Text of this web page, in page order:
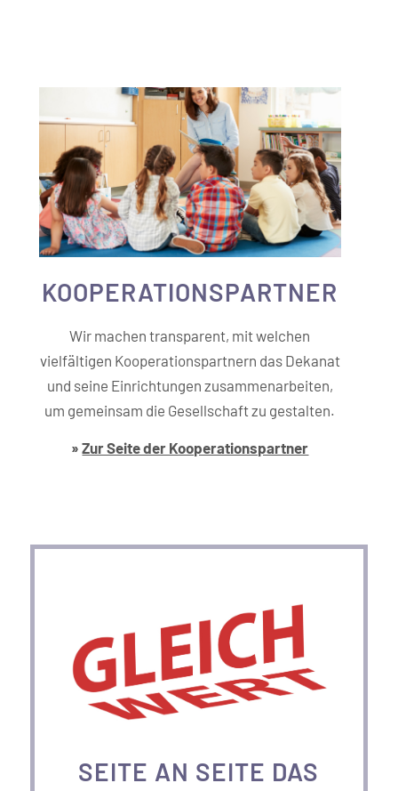
KOOPERATIONS­PARTNER
Wir machen transparent, mit welchen
vielfältigen Kooperationspartnern das Dekanat
und seine Einrichtungen zusammenarbeiten,
um gemeinsam die Gesellschaft zu gestalten.
»Zur Seite der Kooperations­partner
SEITE AN SEITE DAS